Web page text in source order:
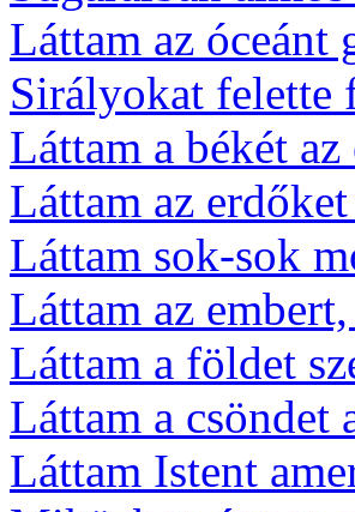
Láttam az óceánt
Sirályokat felette
Láttam a békét
Láttam az
Láttam sok-sok
Láttam az
Láttam a földet
Láttam a csöndet
Láttam Istent